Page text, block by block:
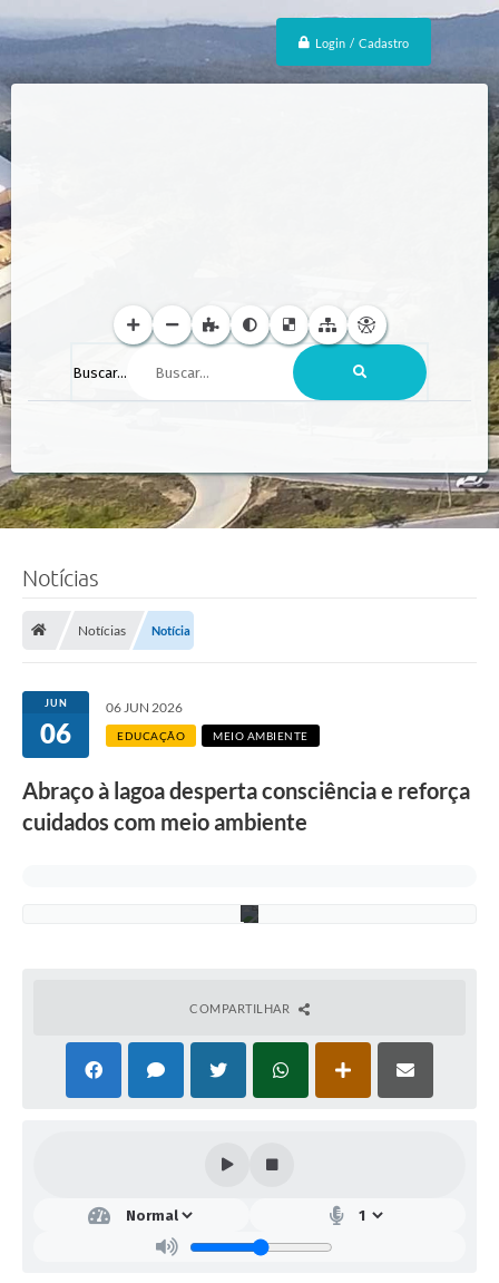
Login / Cadastro
Buscar...
Notícias
Notícias Notícia
JUN
06
06 JUN 2026
EDUCAÇÃO MEIO AMBIENTE
Abraço à lagoa desperta consciência e reforça
cuidados com meio ambiente
d
a
COMPARTILHAR